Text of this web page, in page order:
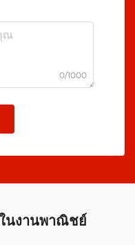
0/1000
นงานพาณิชย์